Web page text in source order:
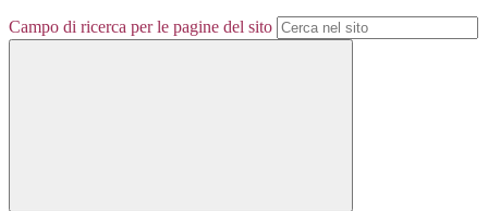
Campo di ricerca per le pagine del sito